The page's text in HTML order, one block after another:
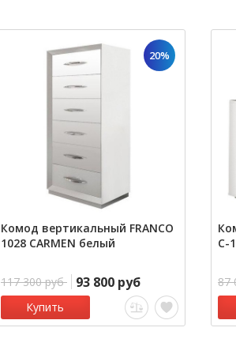
20%
Комод вертикальный FRANCO
1028 CARMEN белый
117 300 руб 93 800 руб
Купить
C-
87